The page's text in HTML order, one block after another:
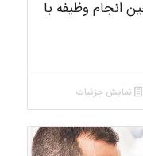
انجام وظیفه با
نمایش جزئیات